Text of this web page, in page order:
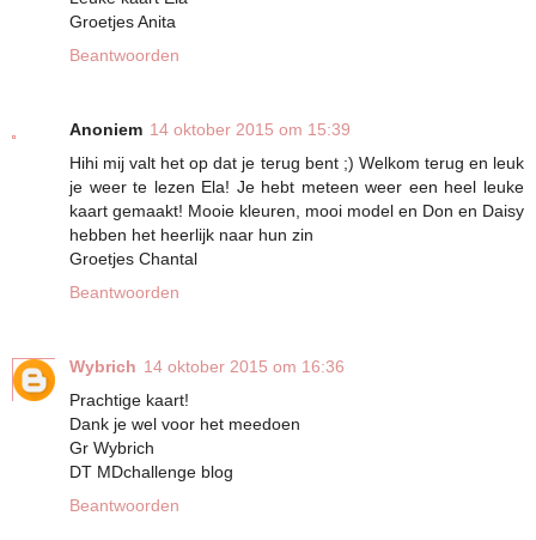
Groetjes Anita
Beantwoorden
Anoniem 14 oktober 2015 om 15:39
Hihi mij valt het op dat je terug bent ;) Welkom terug en leuk
je weer te lezen Ela! Je hebt meteen weer een heel leuke
kaart gemaakt! Mooie kleuren, mooi model en Don en Daisy
hebben het heerlijk naar hun zin
Groetjes Chantal
Beantwoorden
Wybrich 14 oktober 2015 om 16:36
Prachtige kaart!
Dank je wel voor het meedoen
Gr Wybrich
DT MDchallenge blog
Beantwoorden